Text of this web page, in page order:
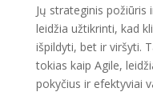
Jų strateginis
leidžia užtikrinti, kad
išpildyti, bet ir viršyti.
tokias kaip Agile,
pokyčius ir efektyviai